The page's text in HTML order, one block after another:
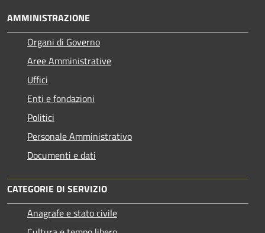
AMMINISTRAZIONE
Organi di Governo
Aree Amministrative
Uffici
Enti e fondazioni
Politici
Personale Amministrativo
Documenti e dati
CATEGORIE DI SERVIZIO
Anagrafe e stato civile